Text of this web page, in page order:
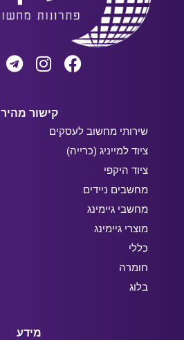
קישור מהיר
שירותי מחשוב לעסקים
ציוד למייניג (כרייה)
ציוד היקפי
מחשבים ניידים
מחשבי גיימינג
מוצרי גיימינג
כללי
חומרה
בלוג
מידע